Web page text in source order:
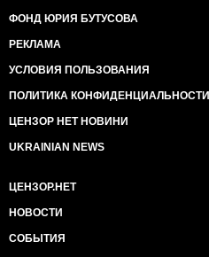
ФОНД ЮРИЯ БУТУСОВА
РЕКЛАМА
УСЛОВИЯ ПОЛЬЗОВАНИЯ
ПОЛИТИКА КОНФИДЕНЦИАЛЬНОСТИ
ЦЕНЗОР НЕТ НОВИНИ
UKRAINIAN NEWS
ЦЕНЗОР.НЕТ
НОВОСТИ
СОБЫТИЯ